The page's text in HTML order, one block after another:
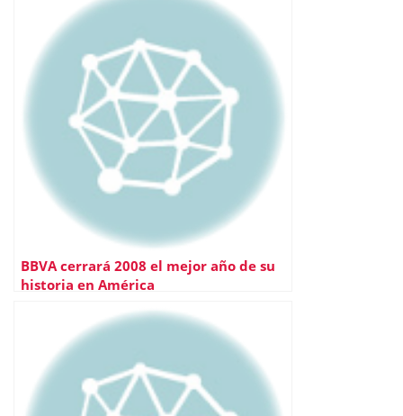
BBVA cerrará 2008 el mejor año de su
historia en América